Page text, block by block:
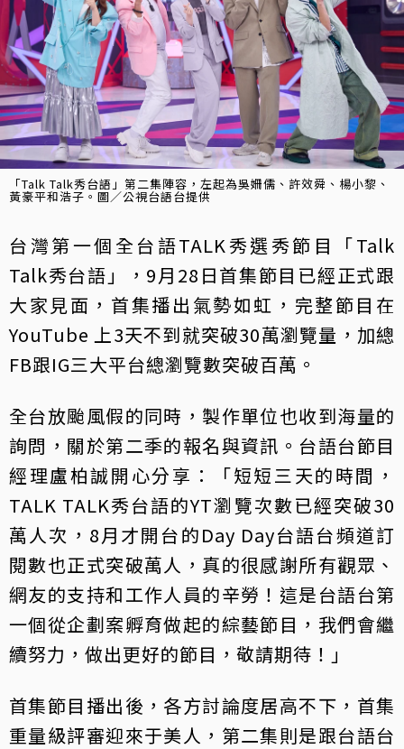
「Talk Talk秀台語」第二集陣容，左起為吳姍儒、許效舜、楊小黎、
黃豪平和浩子。圖／公視台語台提供
台灣第一個全台語TALK秀選秀節目「Talk
Talk秀台語」，9月28日首集節目已經正式跟
大家見面，首集播出氣勢如虹，完整節目在
YouTube 上3天不到就突破30萬瀏覽量，加總
FB跟IG三大平台總瀏覽數突破百萬。
全台放颱風假的同時，製作單位也收到海量的
詢問，關於第二季的報名與資訊。台語台節目
經理盧柏誠開心分享：「短短三天的時間，
TALK TALK秀台語的YT瀏覽次數已經突破30
萬人次，8月才開台的Day Day台語台頻道訂
閱數也正式突破萬人，真的很感謝所有觀眾、
網友的支持和工作人員的辛勞！這是台語台第
一個從企劃案孵育做起的綜藝節目，我們會繼
續努力，做出更好的節目，敬請期待！」
首集節目播出後，各方討論度居高不下，首集
重量級評審迎來于美人，第二集則是跟台語台